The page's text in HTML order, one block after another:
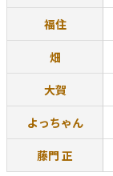
福住
畑
大賀
よっちゃん
藤門 正